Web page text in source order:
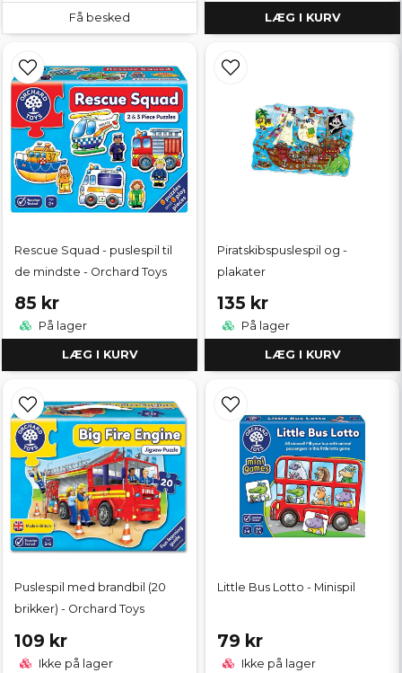
Få besked LÆG I KURV
Rescue Squad - puslespil til
de mindste - Orchard Toys
85 kr
På lager
LÆG I KURV
Piratskibspuslespil og -
plakater
135 kr
På lager
LÆG I KURV
Puslespil med brandbil (20
brikker) - Orchard Toys
109 kr
Ikke på lager
Little Bus Lotto - Minispil
79 kr
Ikke på lager